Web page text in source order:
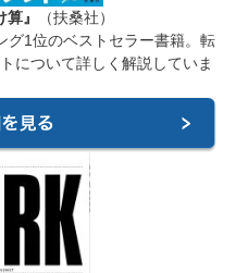
』
（扶桑社）
グ1位のベストセラー書籍。転
について詳しく解説していま